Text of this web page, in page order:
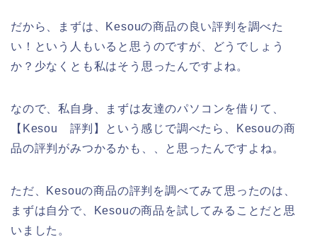
だから、まずは、Kesouの商品の良い評判を調べた
い！という人もいると思うのですが、どうでしょう
か？少なくとも私はそう思ったんですよね。
なので、私自身、まずは友達のパソコンを借りて、
【Kesou 評判】という感じで調べたら、Kesouの商
品の評判がみつかるかも、、と思ったんですよね。
ただ、Kesouの商品の評判を調べてみて思ったのは、
まずは自分で、Kesouの商品を試してみることだと思
いました。